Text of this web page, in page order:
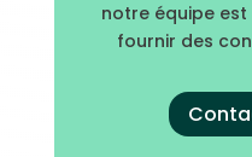
notre équipe
fournir des